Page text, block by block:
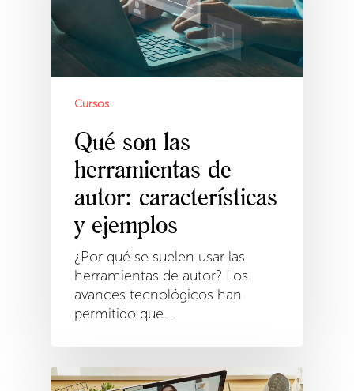
Cursos
Qué son las
herramientas de
autor: características
y ejemplos
¿Por qué se suelen usar las
herramientas de autor? Los
avances tecnológicos han
permitido que…